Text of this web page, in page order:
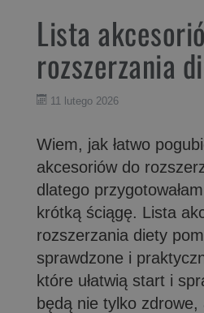
Lista
rozszerzania
11 lutego 2026
Wiem, jak łatwo
akcesoriów do
dlatego
krótką ściągę. Lista
rozszerzania diety
sprawdzone i
które ułatwią start i
będą nie tylko zdrowe,